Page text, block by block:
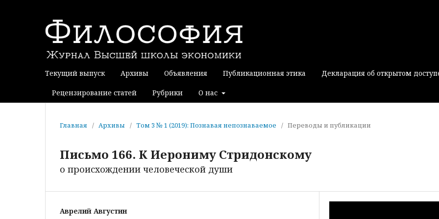
Текущий выпуск Архивы Объявления Публикационная этика Декларация об открытом
Рецензирование статей Рубрики О нас
Главная / Архивы / Том 3 № 1 (2019): Познавая непознаваемое / Переводы и публикации
Письмо 166. К Иерониму Стридонскому
о происхождении человеческой души
Аврелий Августин